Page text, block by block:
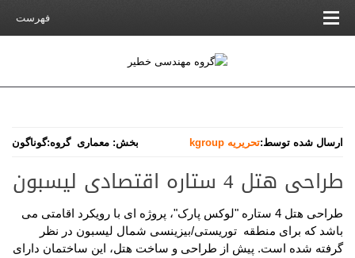
فهرست
ارسال شده توسط:تحریریه kgroup بخش: معماری گروه:گوناگون
طراحی هتل 4 ستاره اقتصادی لیسبون
طراحی هتل 4 ستاره "لوکس پارک"، پروژه ای با رویکرد اقامتی می
باشد که برای منطقه توریستی/بیزینسی شمال لیسبون در نظر
گرفته شده است. پیش از طراحی و ساخت هتل، این ساختمان دارای